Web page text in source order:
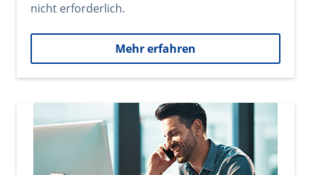
nicht erforderlich.
Mehr erfahren